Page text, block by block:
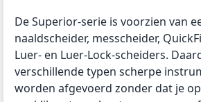
De Superior-serie is voorzien van
naaldscheider, messcheider,
Luer- en Luer-Lock-scheiders.
verschillende typen scherpe
worden afgevoerd zonder dat je